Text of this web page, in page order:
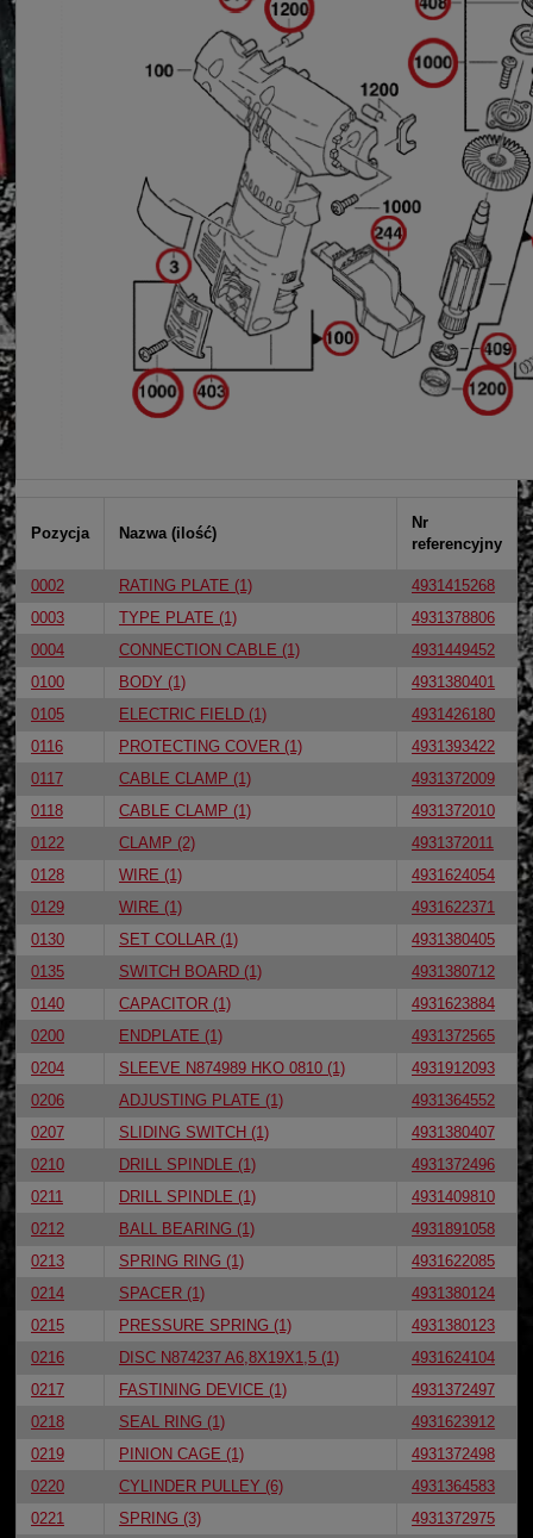
Pozycja Nazwa (ilość)
Nr
referencyjny
0002 RATING PLATE (1)
4931415268
0003
TYPE PLATE (1)
4931378806
0004
CONNECTION CABLE (1)
4931449452
0100
BODY (1)
4931380401
0105
ELECTRIC FIELD (1)
4931426180
0116
PROTECTING COVER (1)
4931393422
0117
CABLE CLAMP (1)
4931372009
0118
CABLE CLAMP (1)
4931372010
0122
CLAMP (2)
4931372011
0128
WIRE (1)
4931624054
0129
WIRE (1)
4931622371
0130
SET COLLAR (1)
4931380405
0135
SWITCH BOARD (1)
4931380712
0140
CAPACITOR (1)
4931623884
0200
ENDPLATE (1)
4931372565
0204
SLEEVE N874989 HKO 0810 (1)
4931912093
0206
ADJUSTING PLATE (1)
4931364552
0207
SLIDING SWITCH (1)
4931380407
0210
DRILL SPINDLE (1)
4931372496
0211
DRILL SPINDLE (1)
4931409810
0212
BALL BEARING (1)
4931891058
0213
SPRING RING (1)
4931622085
0214
SPACER (1)
4931380124
0215
PRESSURE SPRING (1)
4931380123
0216
DISC N874237 A6,8X19X1,5 (1)
4931624104
0217
FASTINING DEVICE (1)
4931372497
0218
SEAL RING (1)
4931623912
0219
PINION CAGE (1)
4931372498
0220
CYLINDER PULLEY (6)
4931364583
0221
SPRING (3)
4931372975